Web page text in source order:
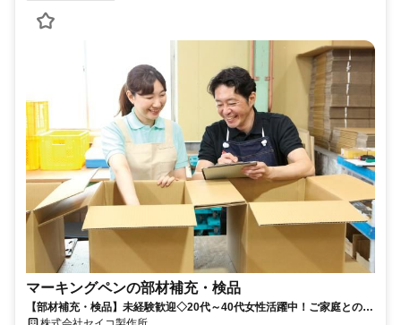
マーキングペンの部材補充・検品
【部材補充・検品】未経験歓迎◇20代～40代女性活躍中！ご家庭との両